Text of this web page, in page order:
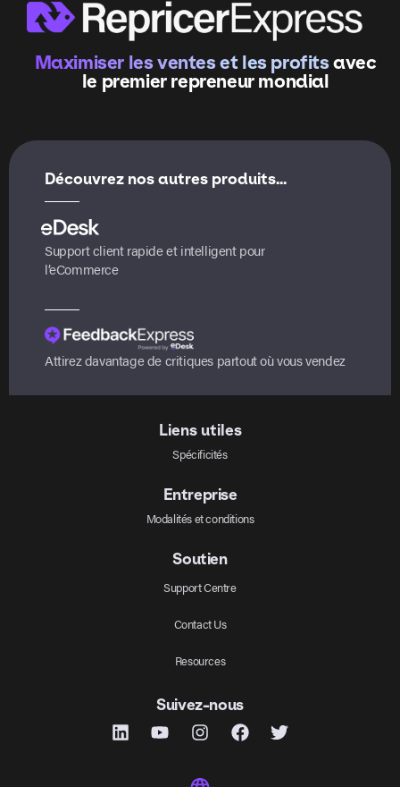
Maximiser les ventes et les profitsavec
le premier repreneur mondial
Découvrez nos autres produits...
Support client rapide et intelligent pour
l’eCommerce
Attirez davantage de critiques partout où vous vendez
Liens utiles
Spécificités
Entreprise
Modalités et conditions
Soutien
Support Centre
Contact Us
Resources
Suivez-nous